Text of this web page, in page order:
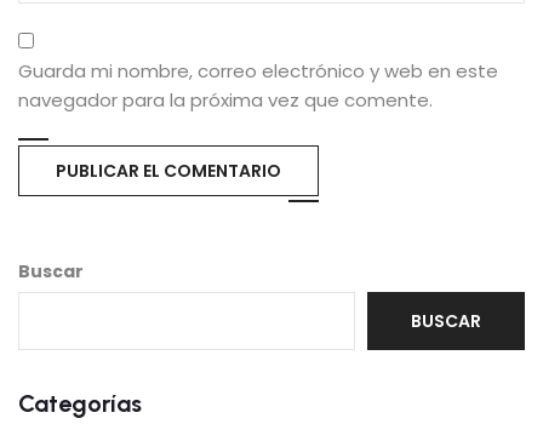
Guarda mi nombre, correo electrónico y web en este
navegador para la próxima vez que comente.
Buscar
BUSCAR
Categorías